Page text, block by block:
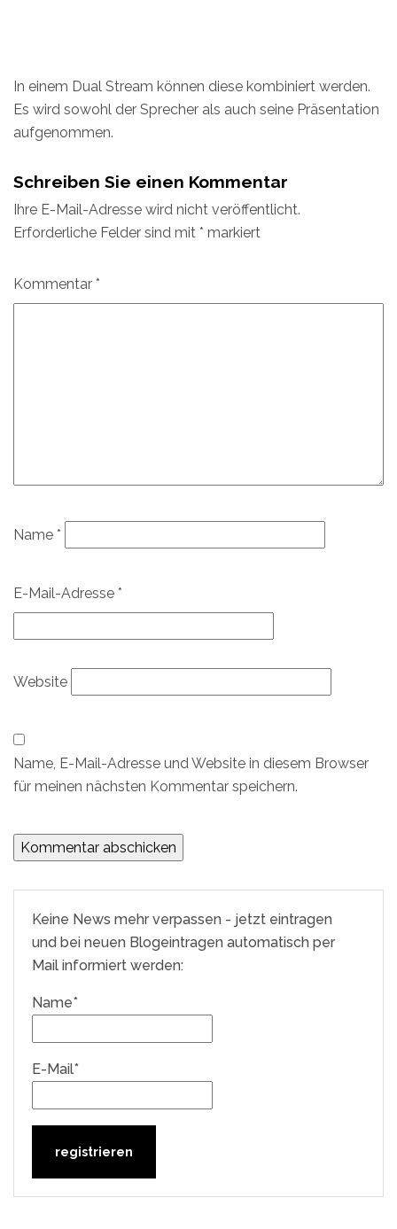
In einem Dual Stream können diese kombiniert werden.
Es wird sowohl der Sprecher als auch seine Präsentation
aufgenommen.
Schreiben Sie einen Kommentar
Ihre E-Mail-Adresse wird nicht veröffentlicht.
Erforderliche Felder sind mit * markiert
Kommentar *
Name *
E-Mail-Adresse *
Website
Name, E-Mail-Adresse und Website in diesem Browser
für meinen nächsten Kommentar speichern.
Keine News mehr verpassen - jetzt eintragen
und bei neuen Blogeintragen automatisch per
Mail informiert werden:
Name*
E-Mail*